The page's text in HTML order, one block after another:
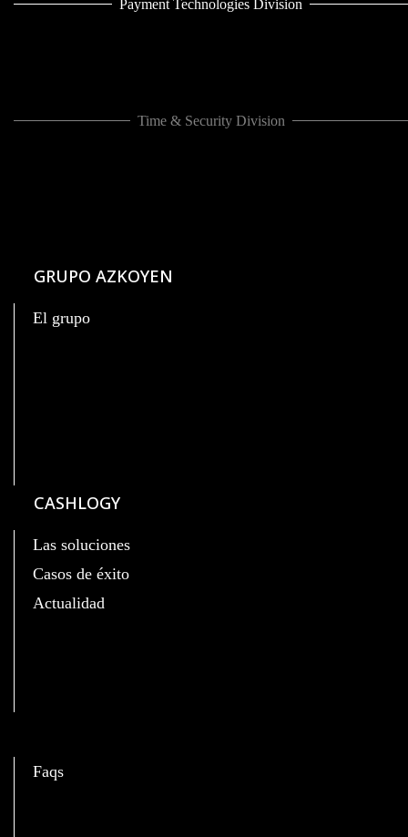
Payment Technologies Division
Time & Security Division
GRUPO AZKOYEN
El grupo
CASHLOGY
Las soluciones
Casos de éxito
Actualidad
Faqs